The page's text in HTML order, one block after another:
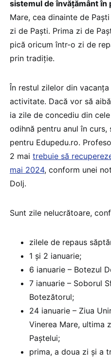
sistemul de învățământ în
Mare, cea dinainte de
zi de Paști. Prima zi de
pică oricum într-o zi de
prin tradiție.
În restul zilelor din
activitate. Dacă vor să
ia zile de concediu din
odihnă pentru anul în
pentru Edupedu.ro.
2 mai trebuie să
mai 2024, conform unei
Dolj.
Sunt zile nelucrătoare,
zilele de repaus
1 şi 2 ianuarie;
6 ianuarie – Botezul
7 ianuarie – Soborul
Botezătorul;
24 ianuarie – Ziua
Vinerea Mare, ultima
Paştelui;
prima, a doua zi şi a